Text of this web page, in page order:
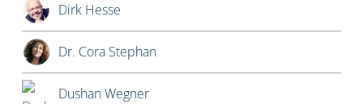
Dirk Hesse
Dr. Cora Stephan
Dushan Wegner